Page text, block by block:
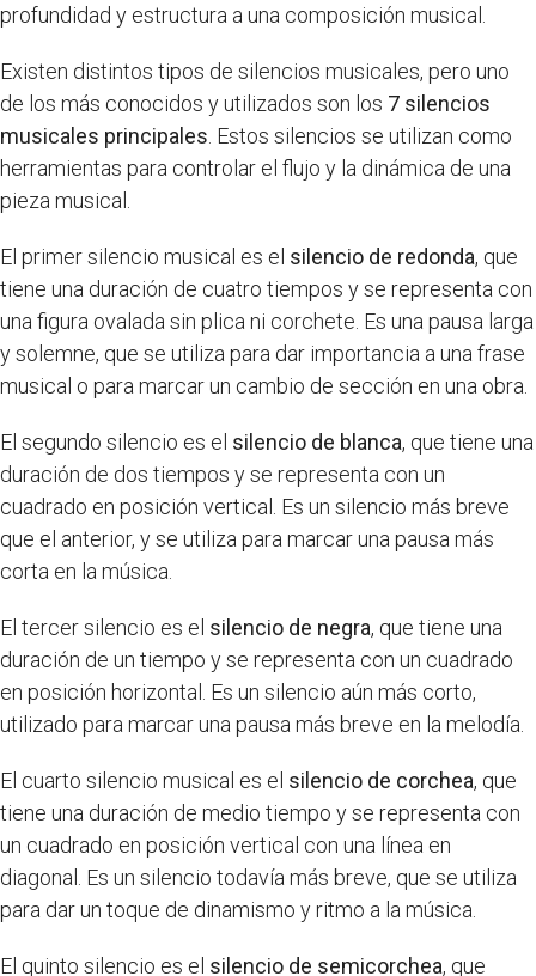
profundidad y estructura a una composición musical.
Existen distintos tipos de silencios musicales, pero uno
de los más conocidos y utilizados son los 7 silencios
musicales principales . Estos silencios se utilizan como
herramientas para controlar el flujo y la dinámica de una
pieza musical.
El primer silencio musical es el silencio de redonda, que
tiene una duración de cuatro tiempos y se representa con
una figura ovalada sin plica ni corchete. Es una pausa larga
y solemne, que se utiliza para dar importancia a una frase
musical o para marcar un cambio de sección en una obra.
El segundo silencio es el silencio de blanca, que tiene una
duración de dos tiempos y se representa con un
cuadrado en posición vertical. Es un silencio más breve
que el anterior, y se utiliza para marcar una pausa más
corta en la música.
El tercer silencio es el silencio de negra, que tiene una
duración de un tiempo y se representa con un cuadrado
en posición horizontal. Es un silencio aún más corto,
utilizado para marcar una pausa más breve en la melodía.
El cuarto silencio musical es el silencio de corchea, que
tiene una duración de medio tiempo y se representa con
un cuadrado en posición vertical con una línea en
diagonal. Es un silencio todavía más breve, que se utiliza
para dar un toque de dinamismo y ritmo a la música.
El quinto silencio es el silencio de semicorchea, que